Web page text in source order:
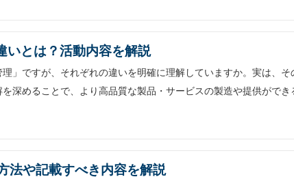
いとは？活動内容を解説
」ですが、それぞれの違いを明確に理解していますか。実は、そ
深めることで、より高品質な製品・サービスの製造や提供ができ
法や記載すべき内容を解説